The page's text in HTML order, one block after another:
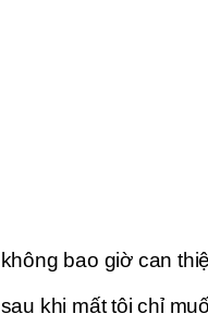
không bao giờ can
sau khi mất tôi chỉ